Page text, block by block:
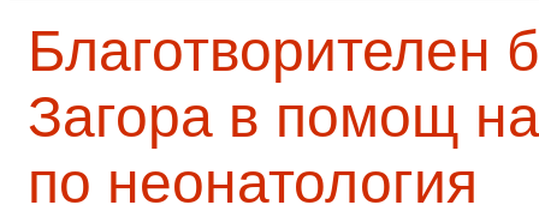
Благотворителен
Загора в помощ
по неонатология